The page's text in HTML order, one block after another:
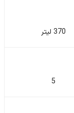
370 لیتر
5